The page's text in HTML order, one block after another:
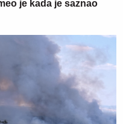
je kada je saznao